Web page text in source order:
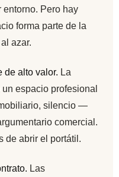
Pero hay
forma parte de la
azar.
de alto valor. La
espacio profesional
silencio —
comercial.
de abrir el portátil.
Las